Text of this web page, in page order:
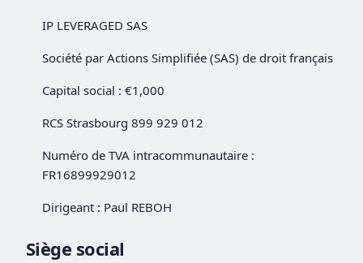
IP LEVERAGED SAS
Société par Actions Simplifiée (SAS) de droit français
Capital social : €1,000
RCS Strasbourg 899 929 012
Numéro de TVA intracommunautaire :
FR16899929012
Dirigeant : Paul REBOH
Siège social